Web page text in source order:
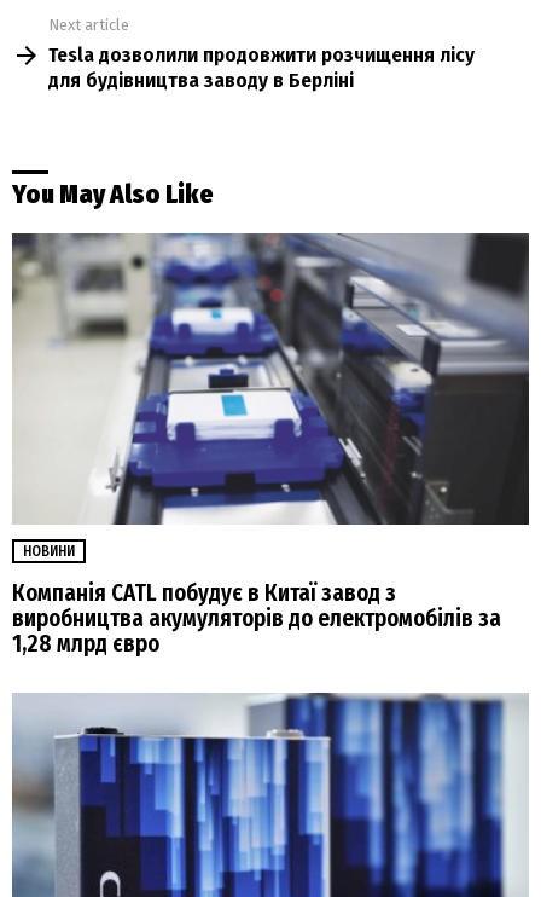
Next article
Tesla дозволили продовжити розчищення лісу
для будівництва заводу в Берліні
You May Also Like
НОВИНИ
Компанія CATL побудує в Китаї завод з
виробництва акумуляторів до електромобілів за
1,28 млрд євро